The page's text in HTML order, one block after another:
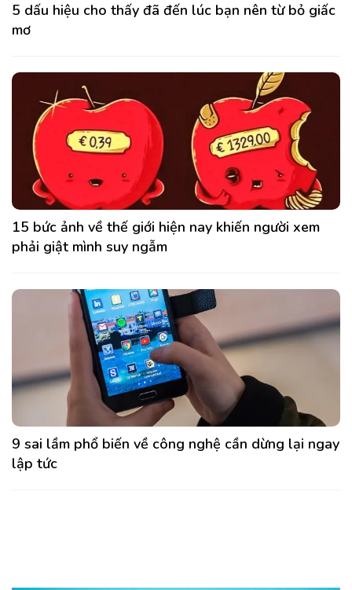
5 dấu hiệu cho thấy đã đến lúc bạn nên từ bỏ giấc
mơ
15 bức ảnh về thế giới hiện nay khiến người xem
phải giật mình suy ngẫm
9 sai lầm phổ biến về công nghệ cần dừng lại ngay
lập tức